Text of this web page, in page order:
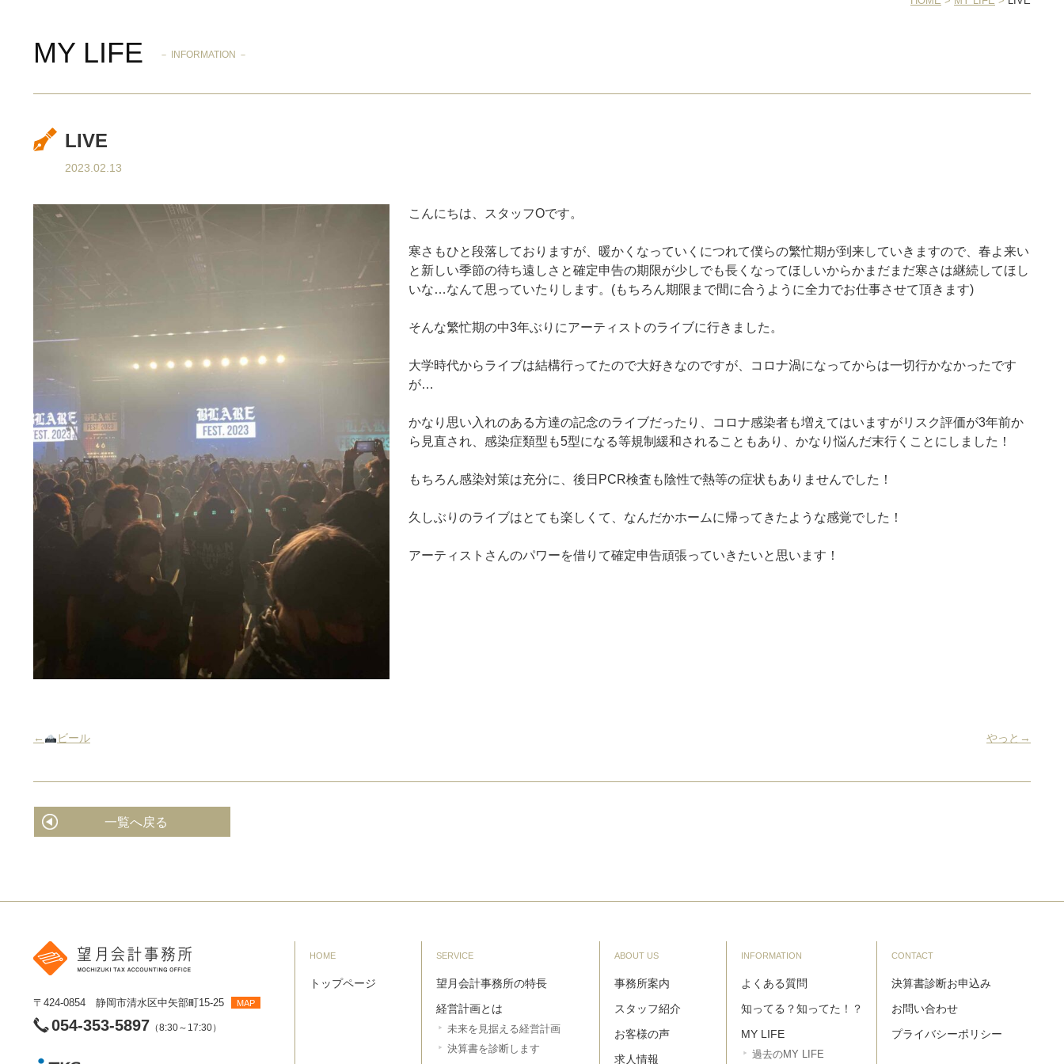
MY LIFE － INFORMATION －
LIVE
2023.02.13
こんにちは、スタッフOです。
寒さもひと段落しておりますが、暖かくなっていくにつれて僕らの繁忙期が到来していきますので、春よ来い
と新しい季節の待ち遠しさと確定申告の期限が少しでも長くなってほしいからかまだまだ寒さは継続してほし
いな…なんて思っていたりします。(もちろん期限まで間に合うように全力でお仕事させて頂きます)
そんな繁忙期の中3年ぶりにアーティストのライブに行きました。
大学時代からライブは結構行ってたので大好きなのですが、コロナ渦になってからは一切行かなかったです
が…
かなり思い入れのある方達の記念のライブだったり、コロナ感染者も増えてはいますがリスク評価が3年前か
ら見直され、感染症類型も5型になる等規制緩和されることもあり、かなり悩んだ末行くことにしました！
もちろん感染対策は充分に、後日PCR検査も陰性で熱等の症状もありませんでした！
久しぶりのライブはとても楽しくて、なんだかホームに帰ってきたような感覚でした！
アーティストさんのパワーを借りて確定申告頑張っていきたいと思います！
← ビール やっと→
一覧へ戻る
HOME
トップページ
SERVICE
望月会計事務所の特長
経営計画とは
未来を見据える経営計画
決算書を診断します
ABOUT US
事務所案内
スタッフ紹介
お客様の声
求人情報
INFORMATION
よくある質問
知ってる？知ってた！？
MY LIFE
過去のMY LIFE
CONTACT
決算書診断お申込み
お問い合わせ
プライバシーポリシー
〒424-0854 静岡市清水区中矢部町15-25 MAP
054-353-5897 （8:30～17:30）